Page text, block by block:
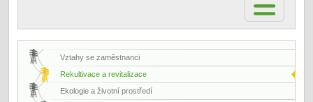
Vztahy se zaměstnanci
Rekultivace a revitalizace
Ekologie a životní prostředí